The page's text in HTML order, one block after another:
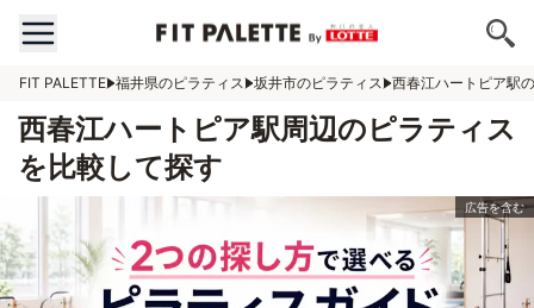
FIT PALETTE 福井県のピラティス 坂井市のピラティス 西春江ハートピア駅
西春江ハートピア駅周辺のピラティス
を比較して探す